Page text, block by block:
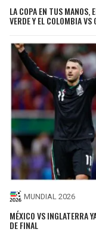
LA COPA EN TUS MANOS,
VERDE Y EL COLOMBIA VS
MUNDIAL 2026
MÉXICO VS INGLATERRA
DE FINAL